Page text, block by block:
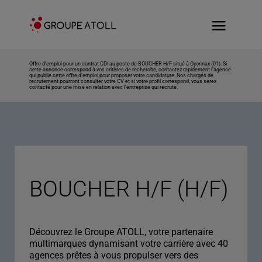
Offre d’emploi pour un contrat CDI au poste de BOUCHER H/F situé à Oyonnax (01). Si
cette annonce correspond à vos critères de recherche, contactez rapidement l’agence
qui publie cette offre d’emploi pour proposer votre candidature. Nos chargés de
recrutement pourront consulter votre CV et si votre profil correspond, vous serez
contacté pour une mise en relation avec l’entreprise qui recrute.
BOUCHER H/F (H/F)
Découvrez le Groupe ATOLL, votre partenaire
multimarques dynamisant votre carrière avec 40
agences prêtes à vous propulser vers des